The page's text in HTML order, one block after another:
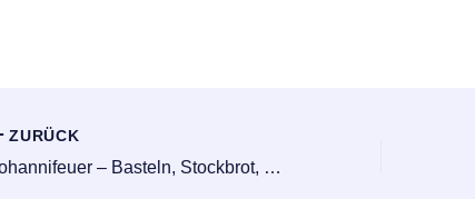
ZURÜCK
Johannifeuer – Basteln, Stockbrot, Zuckerwatte